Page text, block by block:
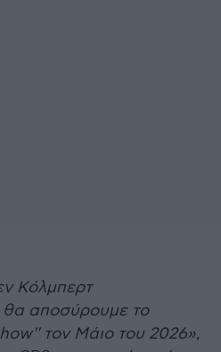
Κόλμπερτ
θα αποσύρουμε το
τον Μάιο του 2026»,